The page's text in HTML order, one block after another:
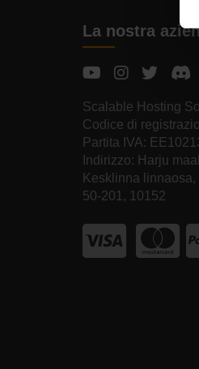
La nostra
Scalable Hosting
Codice di
Partita IVA:
Indirizzo: Harju
Kesklinna linnaosa,
50-201, 10152